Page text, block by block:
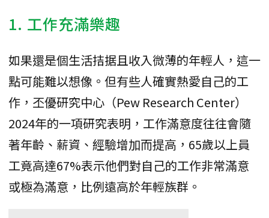
1. 工作充滿樂趣
如果還是個生活拮据且收入微薄的年輕人，這一
點可能難以想像。但有些人確實熱愛自己的工
作，丕優研究中心（Pew Research Center）
2024年的一項研究表明，工作滿意度往往會隨
著年齡、薪資、經驗增加而提高，65歲以上員
工竟高達67%表示他們對自己的工作非常滿意
或極為滿意，比例遠高於年輕族群。